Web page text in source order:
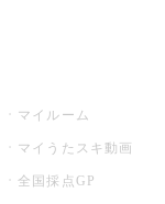
マイルーム
マイうたスキ動画
全国採点GP